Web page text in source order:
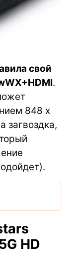
свой
.
848 x
загвоздка,
HD